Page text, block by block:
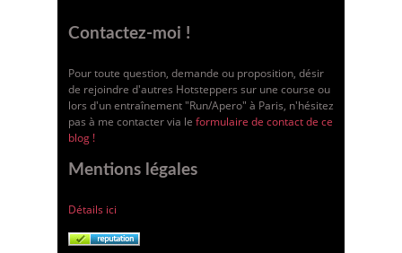
Contactez-moi !
Pour toute question, demande ou proposition, désir
de rejoindre d'autres Hotsteppers sur une course ou
lors d'un entraînement "Run/Apero" à Paris, n'hésitez
pas à me contacter via le formulaire de contact de ce
blog !
Mentions légales
Détails ici